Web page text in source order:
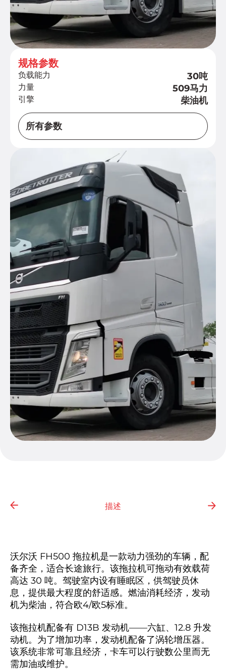
规格参数
负载能力 30吨
力量 509马力
引擎 柴油机
所有参数
描述
沃尔沃 FH500 拖拉机是一款动力强劲的车辆，配
备齐全，适合长途旅行。该拖拉机可拖动有效载荷
高达 30 吨。驾驶室内设有睡眠区，供驾驶员休
息，提供最大程度的舒适感。燃油消耗经济，发动
机为柴油，符合欧4/欧5标准。
该拖拉机配备有 D13B 发动机——六缸、12.8 升发
动机。为了增加功率，发动机配备了涡轮增压器。
该系统非常可靠且经济，卡车可以行驶数公里而无
需加油或维护。